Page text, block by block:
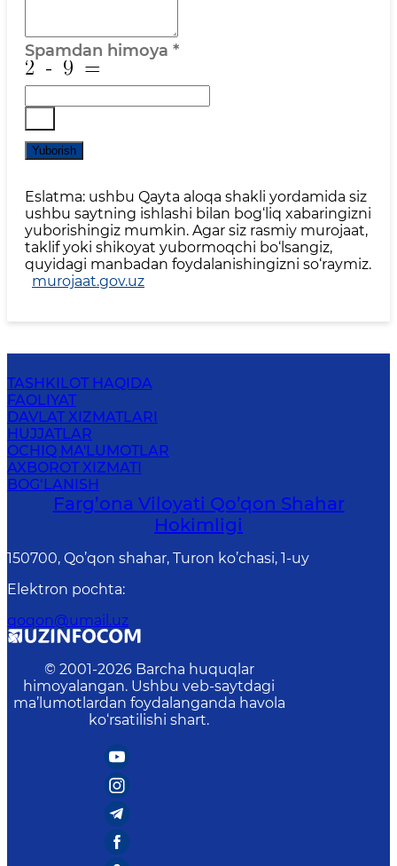
Spamdan himoya *
Yuborish
Eslatma: ushbu Qayta aloqa shakli yordamida siz
ushbu saytning ishlashi bilan bog‘liq xabaringizni
yuborishingiz mumkin. Agar siz rasmiy murojaat,
taklif yoki shikoyat yubormoqchi bo‘lsangiz,
quyidagi manbadan foydalanishingizni so‘raymiz.
murojaat.gov.uz
TASHKILOT HAQIDA
FAOLIYAT
DAVLAT XIZMATLARI
HUJJATLAR
OCHIQ MA'LUMOTLAR
AXBOROT XIZMATI
BOG‘LANISH
Farg’оnа Vilоyati Qo’qon Shahar
Hоkimligi
150700, Qo’qon shahar, Turon ko’chasi, 1-uy
Elektron pochta:
qoqon@umail.uz
© 2001-2026 Barcha huquqlar
himoyalangan. Ushbu veb-saytdagi
ma’lumotlardan foydalanganda havola
ko‘rsatilishi shart.